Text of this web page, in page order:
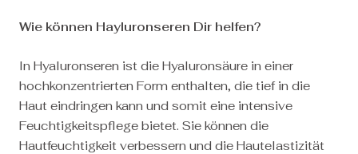
Wie können Hayluronseren Dir helfen?
In Hyaluronseren ist die Hyaluronsäure in einer
hochkonzentrierten Form enthalten, die tief in die
Haut eindringen kann und somit eine intensive
Feuchtigkeitspflege bietet. Sie können die
Hautfeuchtigkeit verbessern und die Hautelastizität